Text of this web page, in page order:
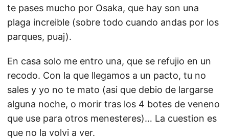
te pases mucho por Osaka, que hay son una
plaga increible (sobre todo cuando andas por los
parques, puaj).
En casa solo me entro una, que se refujio en un
recodo. Con la que llegamos a un pacto, tu no
sales y yo no te mato (asi que debio de largarse
alguna noche, o morir tras los 4 botes de veneno
que use para otros menesteres)… La cuestion es
que no la volvi a ver.